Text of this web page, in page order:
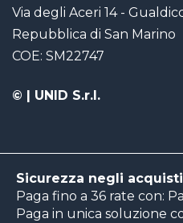
Via degli Aceri 14 -
Repubblica di San Marino
COE: SM22747
© | UNID S.r.l.
Sicurezza negli
Paga fino a 36 rate con:
Paga in unica soluzione